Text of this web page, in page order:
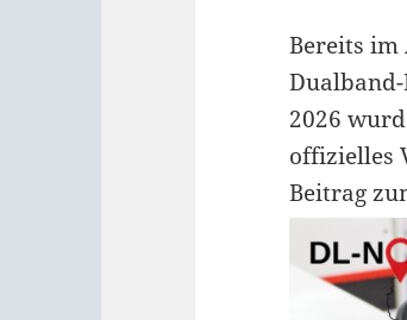
Bereits im
2026
offizielles
Beitrag